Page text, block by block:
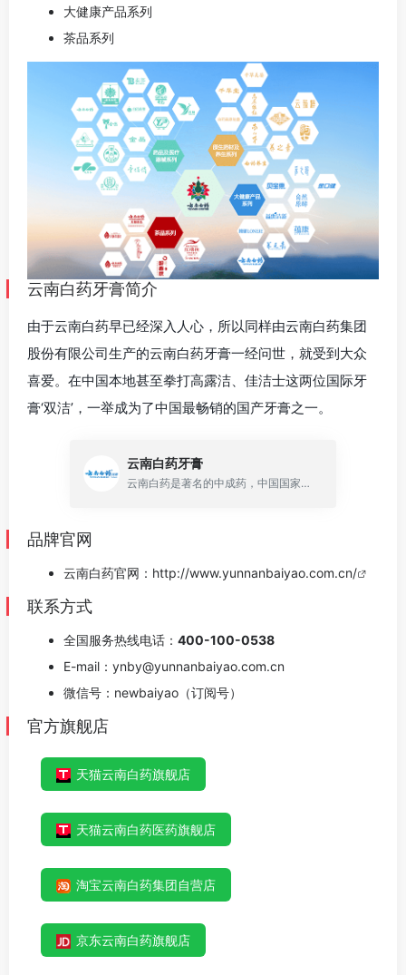
大健康产品系列
茶品系列
云南白药牙膏简介
由于云南白药早已经深入人心，所以同样由云南白药集团
股份有限公司生产的云南白药牙膏一经问世，就受到大众
喜爱。在中国本地甚至拳打高露洁、佳洁士这两位国际牙
膏‘双洁’，一举成为了中国最畅销的国产牙膏之一。
云南白药牙膏
云南白药是著名的中成药，中国国家地理标志产品，云南白药牙膏是2004年推出的牙膏品牌，主打帮助减轻牙龈问题（牙龈出血、牙龈疼痛）、修复粘膜损伤、营养牙龈和改善牙周健康的作用。
品牌官网
云南白药官网： http://www.yunnanbaiyao.com.cn/
联系方式
全国服务热线电话： 400-100-0538
E-mail：ynby@yunnanbaiyao.com.cn
微信号：newbaiyao（订阅号）
官方旗舰店
天猫云南白药旗舰店
天猫云南白药医药旗舰店
淘宝云南白药集团自营店
京东云南白药旗舰店